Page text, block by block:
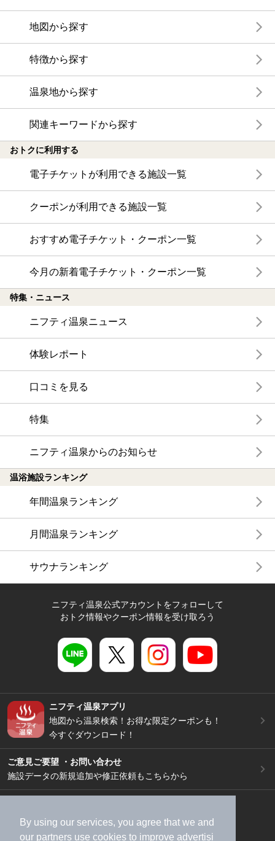
By using our services, you agree that we and
our partners use cookies to improve advertisi
地図から探す
特徴から探す
温泉地から探す
関連キーワードから探す
おトクに利用する
電子チケットが利用できる施設一覧
クーポンが利用できる施設一覧
おすすめ電子チケット・クーポン一覧
今月の新着電子チケット・クーポン一覧
特集・ニュース
ニフティ温泉ニュース
体験レポート
口コミを見る
特集
ニフティ温泉からのお知らせ
温浴施設ランキング
年間温泉ランキング
月間温泉ランキング
サウナランキング
ニフティ温泉公式アカウントをフォローして
おトク情報やクーポン情報を受け取ろう
ニフティ温泉アプリ
地図から温泉検索！お得な限定クーポンも！
今すぐダウンロード！
ご意見ご要望 ・お問い合わせ
施設データの新規追加や修正依頼もこちらから
加盟店募集（資料請求）
広告出稿のご案内
利用規約
ライフスタイルMEMBERS+規約